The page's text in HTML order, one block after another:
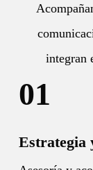
integran
01
Estrategia